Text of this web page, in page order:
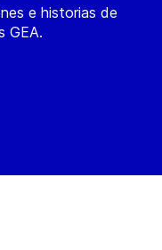
e historias de
GEA.